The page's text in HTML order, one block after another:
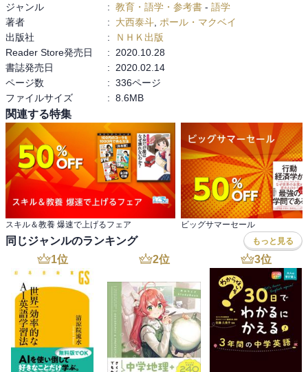
〈音声のダウンロードについて〉
本書を購入された方は、本書の音声をNHK出版サイトからダウンロ
ードできます。詳しくは書籍内の説明ページをご参照ください。
・スマホまたはタブレットでは、NHK出版アプリ「語学プレーヤ
ー」（無料）を利用します。
・パソコンでダウンロードする場合は、mp3音源をzip形式でご提供
します。
・ご利用にはNHK出版サイトで簡単な会員登録が必要です。
ジャンル : 教育・語学・参考書 - 語学
著者
: 大西泰斗 ポール・マクベイ
出版社
:
ＮＨＫ出版
Reader Store発売日
:
2020.10.28
書誌発売日
:
2020.02.14
ページ数
: 336ページ
ファイルサイズ
: 8.6MB
関連する特集
スキル＆教養 爆速で上げるフェア ビッグサマーセール
同じジャンルのランキング もっと見る
1位 2位 3位